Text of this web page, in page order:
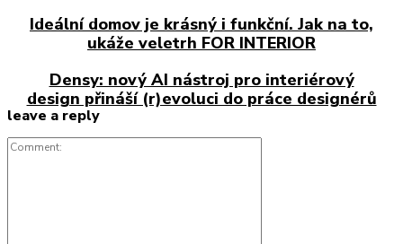
Ideální domov je krásný i funkční. Jak na to,
ukáže veletrh FOR INTERIOR
Densy: nový AI nástroj pro interiérový
design přináší (r)evoluci do práce designérů
leave a reply